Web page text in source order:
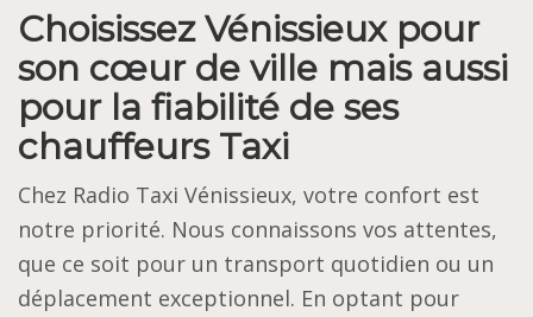
Choisissez Vénissieux pour
son cœur de ville mais aussi
pour la fiabilité de ses
chauffeurs Taxi
Chez Radio Taxi Vénissieux, votre confort est
notre priorité. Nous connaissons vos attentes,
que ce soit pour un transport quotidien ou un
déplacement exceptionnel. En optant pour